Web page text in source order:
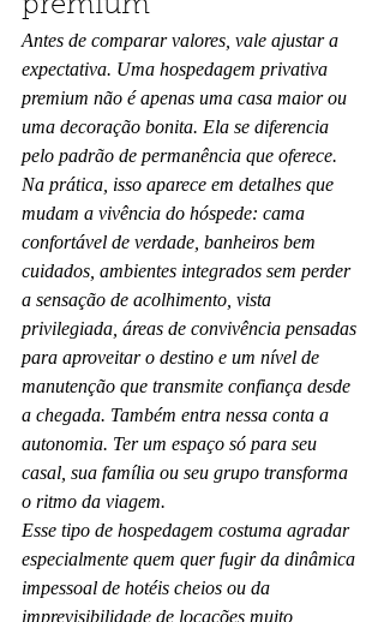
premium
Antes de comparar valores, vale ajustar a
expectativa. Uma hospedagem privativa
premium não é apenas uma casa maior ou
uma decoração bonita. Ela se diferencia
pelo padrão de permanência que oferece.
Na prática, isso aparece em detalhes que
mudam a vivência do hóspede: cama
confortável de verdade, banheiros bem
cuidados, ambientes integrados sem perder
a sensação de acolhimento, vista
privilegiada, áreas de convivência pensadas
para aproveitar o destino e um nível de
manutenção que transmite confiança desde
a chegada. Também entra nessa conta a
autonomia. Ter um espaço só para seu
casal, sua família ou seu grupo transforma
o ritmo da viagem.
Esse tipo de hospedagem costuma agradar
especialmente quem quer fugir da dinâmica
impessoal de hotéis cheios ou da
imprevisibilidade de locações muito